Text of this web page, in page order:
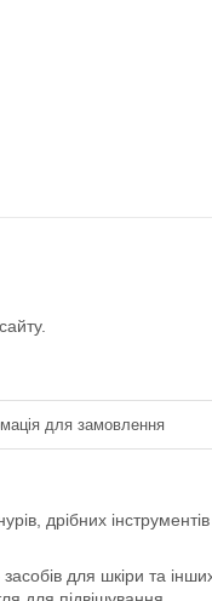
для замовлення
дрібних інструментів
для шкіри та